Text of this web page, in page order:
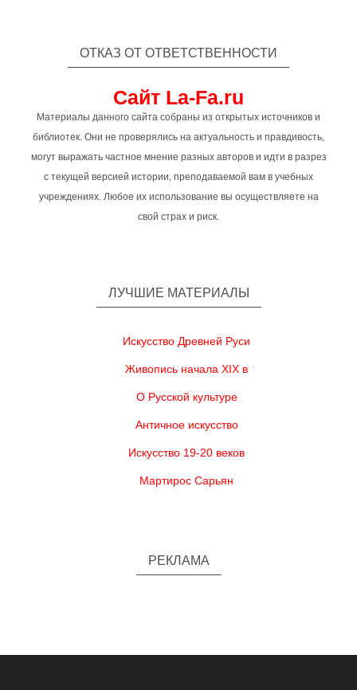
ОТКАЗ ОТ ОТВЕТСТВЕННОСТИ
Сайт La-Fa.ru
Материалы данного сайта собраны из открытых источников и
библиотек. Они не проверялись на актуальность и правдивость,
могут выражать частное мнение разных авторов и идти в разрез
с текущей версией истории, преподаваемой вам в учебных
учреждениях. Любое их использование вы осуществляете на
свой страх и риск.
ЛУЧШИЕ МАТЕРИАЛЫ
Искусство Древней Руси
Живопись начала XIX в
О Русской культуре
Античное искусство
Искусство 19-20 веков
Мартирос Сарьян
РЕКЛАМА